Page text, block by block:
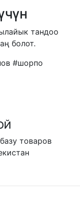
тандоо
болот.
#шорпо
товаров